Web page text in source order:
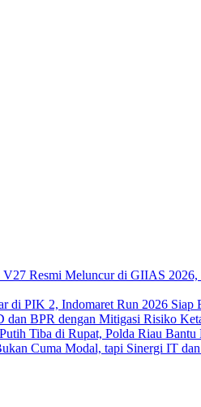
Resmi Meluncur di GIIAS 2026,
di PIK 2, Indomaret Run 2026 Siap
dan BPR dengan Mitigasi Risiko
Tiba di Rupat, Polda Riau
Cuma Modal, tapi Sinergi IT